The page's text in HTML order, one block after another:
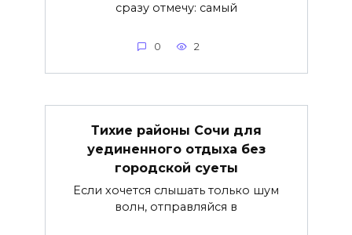
сразу отмечу: самый
0 2
Тихие районы Сочи для
уединенного отдыха без
городской суеты
Если хочется слышать только шум
волн, отправляйся в